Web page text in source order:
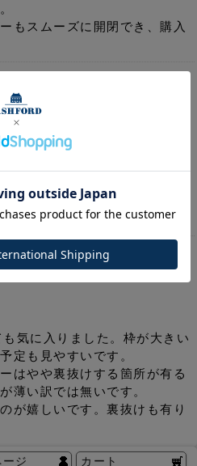
もスムーズに開閉でき、購入
るので、ページが開きやすい
使え、リングを開閉せずに着
てます。手帳を購入したら必
です。
き1ヶ
気に入りました。枠が大きい
定も見やすいです。
はやや裏抜けする箇所が有る
薄い訳では無いです。
が嬉しいです。裏抜けも有り
ジ カート